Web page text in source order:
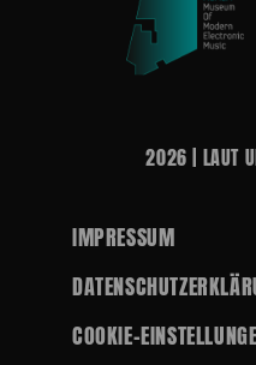
2026 | LAUT
IMPRESSUM
COOKIE-